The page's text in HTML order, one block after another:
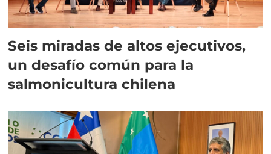
Seis miradas de altos ejecutivos,
un desafío común para la
salmonicultura chilena